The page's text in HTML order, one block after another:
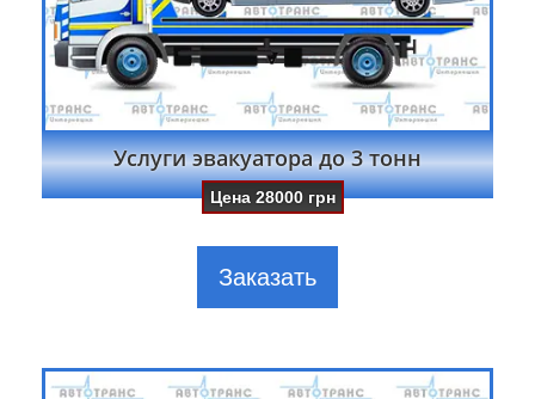
Услуги эвакуатора до 3 тонн
Цена28000 грн
Заказать